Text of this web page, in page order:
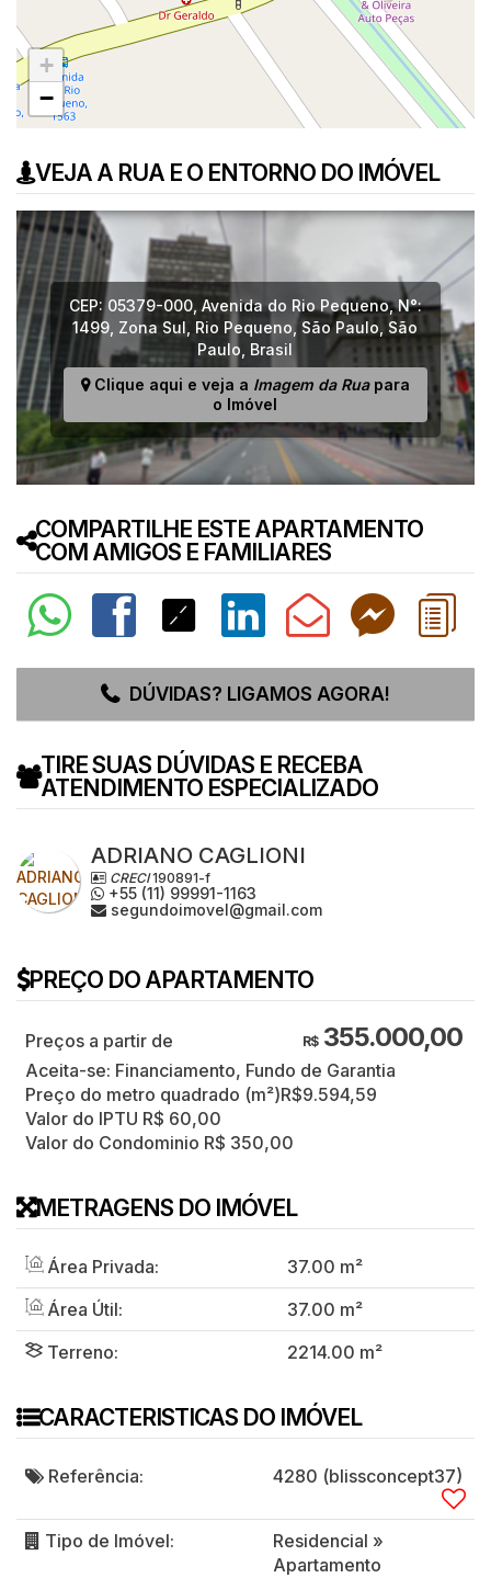
+
−
VEJA A RUA E O ENTORNO DO IMÓVEL
CEP: 05379-000, Avenida do Rio Pequeno,N°:
1499 Zona Sul Rio Pequeno São Paulo São
Paulo Brasil
Clique aqui e veja a Imagem da Ruapara
o Imóvel
COMPARTILHE ESTE APARTAMENTO
COM AMIGOS E FAMILIARES
DÚVIDAS? LIGAMOS AGORA!
TIRE SUAS DÚVIDAS E RECEBA
ATENDIMENTO ESPECIALIZADO
ADRIANO CAGLIONI
CRECI190891-f
+55 (11) 99991-1163
segundoimovel@gmail.com
PREÇO DO APARTAMENTO
R$355.000,00
Aceita-se: Financiamento, Fundo de Garantia
Preço do metro quadrado (m²)R$9.594,59
Valor do IPTU R$ 60,00
Valor do Condominio R$ 350,00
METRAGENS DO IMÓVEL
Área Privada: 37.00 m²
Área Útil:
37.00 m²
Terreno:
2214.00 m²
CARACTERISTICAS DO IMÓVEL
Referência: 4280 (blissconcept37)
Tipo de Imóvel: Residencial »
Apartamento